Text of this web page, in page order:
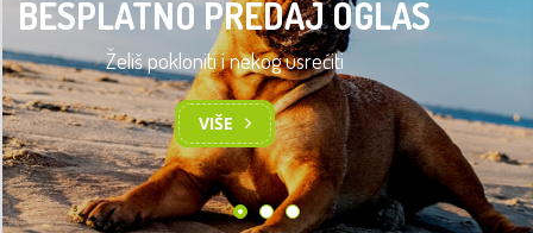
BESPLATNO PREDAJ OGLAS
Želiš pokloniti i nekog usrećiti
VIŠE